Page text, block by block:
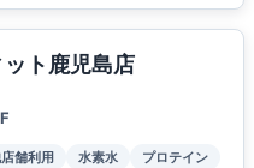
ト鹿児島店
舗利用 水素水
プロテイン